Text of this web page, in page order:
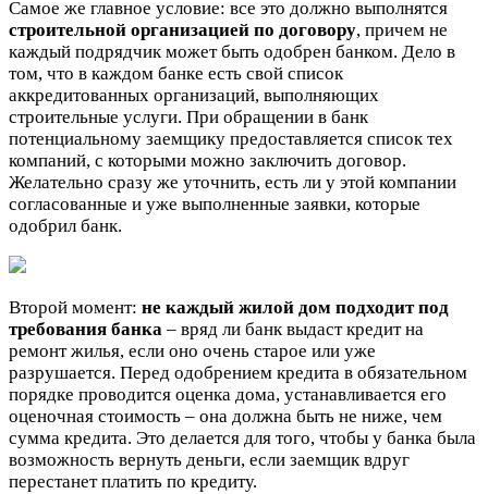
Самое же главное условие: все это должно выполнятся
строительной организацией по договору, причем не
каждый подрядчик может быть одобрен банком. Дело в
том, что в каждом банке есть свой список
аккредитованных организаций, выполняющих
строительные услуги. При обращении в банк
потенциальному заемщику предоставляется список тех
компаний, с которыми можно заключить договор.
Желательно сразу же уточнить, есть ли у этой компании
согласованные и уже выполненные заявки, которые
одобрил банк.
Второй момент: не каждый жилой дом подходит под
требования банка – вряд ли банк выдаст кредит на
ремонт жилья, если оно очень старое или уже
разрушается. Перед одобрением кредита в обязательном
порядке проводится оценка дома, устанавливается его
оценочная стоимость – она должна быть не ниже, чем
сумма кредита. Это делается для того, чтобы у банка была
возможность вернуть деньги, если заемщик вдруг
перестанет платить по кредиту.